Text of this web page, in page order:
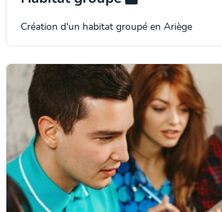
Création d'un habitat groupé en Ariège